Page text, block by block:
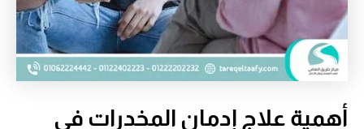
أهمية علاج إدمان المخدرات في